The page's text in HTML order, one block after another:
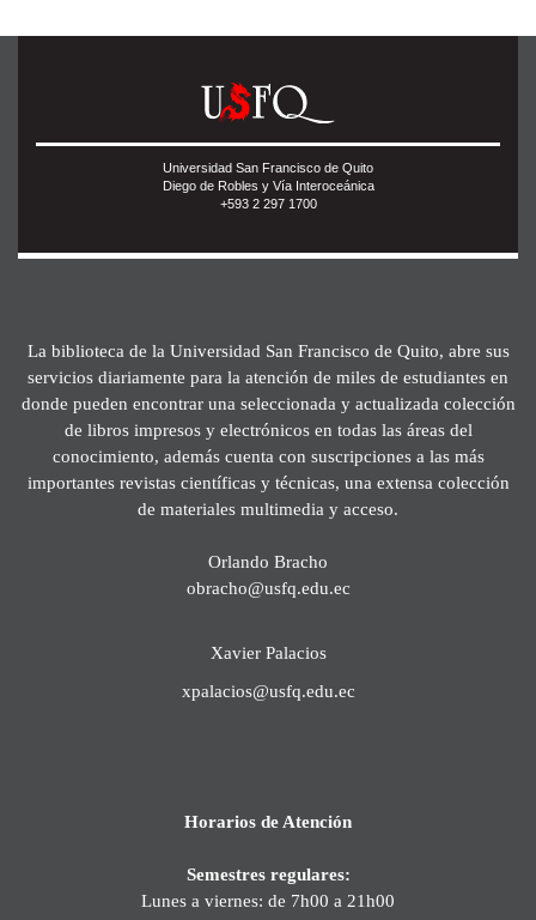
Universidad San Francisco de Quito
Diego de Robles y Vía Interoceánica
+593 2 297 1700
La biblioteca de la Universidad San Francisco de Quito, abre sus
servicios diariamente para la atención de miles de estudiantes en
donde pueden encontrar una seleccionada y actualizada colección
de libros impresos y electrónicos en todas las áreas del
conocimiento, además cuenta con suscripciones a las más
importantes revistas científicas y técnicas, una extensa colección
de materiales multimedia y acceso.
Orlando Bracho
obracho@usfq.edu.ec
Xavier Palacios
xpalacios@usfq.edu.ec
Horarios de Atención
Semestres regulares:
Lunes a viernes: de 7h00 a 21h00